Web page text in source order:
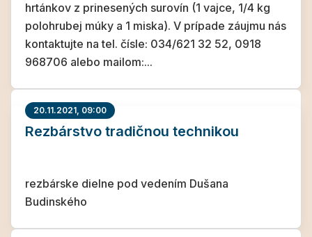
hrtánkov z prinesených surovín (1 vajce, 1/4 kg
polohrubej múky a 1 miska). V prípade záujmu nás
kontaktujte na tel. čísle: 034/621 32 52, 0918
968706 alebo mailom:...
20.11.2021, 09:00
Rezbárstvo tradičnou technikou
rezbárske dielne pod vedením Dušana
Budinského